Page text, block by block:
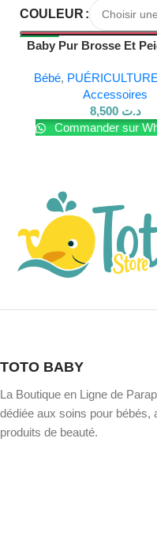
COULEUR
Baby Pur Brosse Et
Bébé,
Accessoires
د.ت 8,500
Commander sur
TOTO BABY
La Boutique en Ligne de
dédiée aux soins pour bébés,
produits de beauté.